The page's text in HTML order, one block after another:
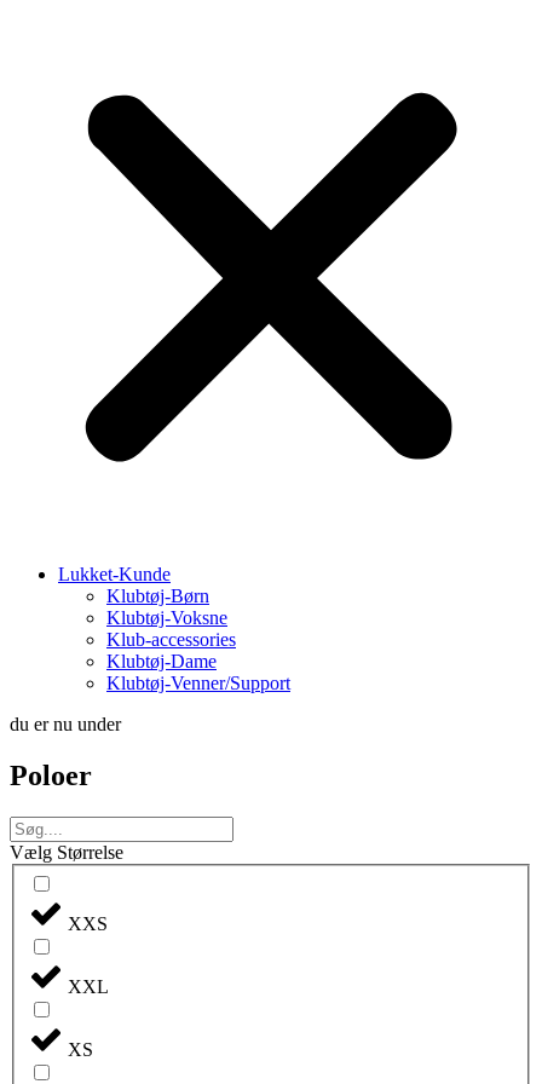
Lukket-Kunde
Klubtøj-Børn
Klubtøj-Voksne
Klub-accessories
Klubtøj-Dame
Klubtøj-Venner/Support
du er nu under
Poloer
Vælg Størrelse
XXS
XXL
XS